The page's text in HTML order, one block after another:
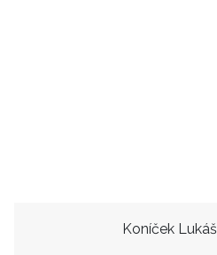
Koníček Lukáš